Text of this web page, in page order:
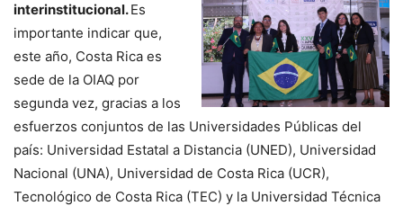
interinstitucional.Es
importante indicar que,
este año, Costa Rica es
sede de la OIAQ por
segunda vez, gracias a los
esfuerzos conjuntos de las Universidades Públicas del
país: Universidad Estatal a Distancia (UNED), Universidad
Nacional (UNA), Universidad de Costa Rica (UCR),
Tecnológico de Costa Rica (TEC) y la Universidad Técnica